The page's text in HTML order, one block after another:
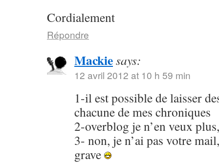
Cordialement
Répondre
Mackiesays:
12 avril 2012 at 10 h 59 min
1-il est possible de laisser
chacune de mes chroniques
2-overblog je n’en veux
3- non, je n’ai pas votre
grave